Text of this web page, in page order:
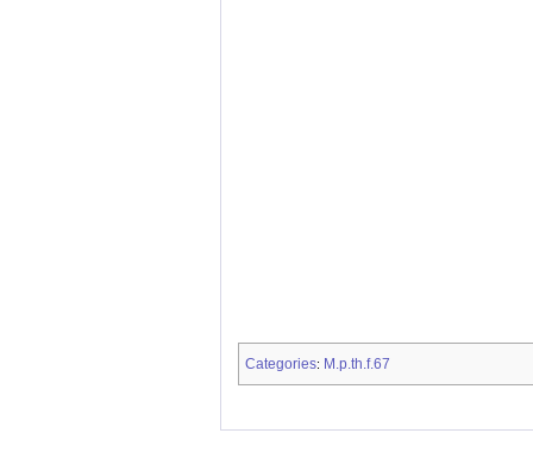
Categories: M.p.th.f.67